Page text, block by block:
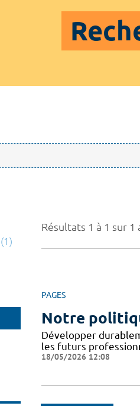
Résultats 1 à 1 sur 1
PAGES
Notre
Développer
les futurs
18/05/2026 12:08
(1)